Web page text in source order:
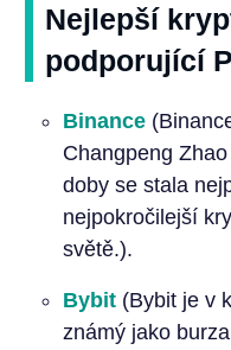
Nejlepší
podporující
Binance
Changpeng
doby se stala
nejpokročilejší
světě.).
Bybit(Bybit je v
známý jako